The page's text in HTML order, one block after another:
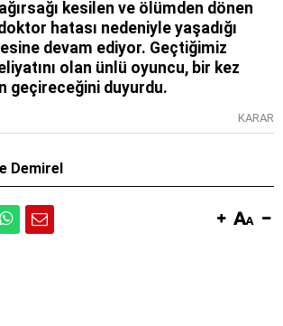
kesilen ve ölümden dönen
hatası nedeniyle yaşadığı
devam ediyor. Geçtiğimiz
olan ünlü oyuncu, bir kez
geçireceğini duyurdu.
KARAR
Demirel